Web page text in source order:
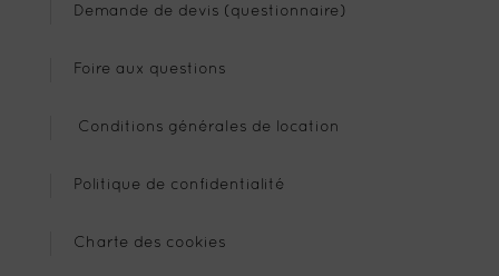
Demande de devis (questionnaire)
Foire aux questions
Conditions générales de location
Politique de confidentialité
Charte des cookies